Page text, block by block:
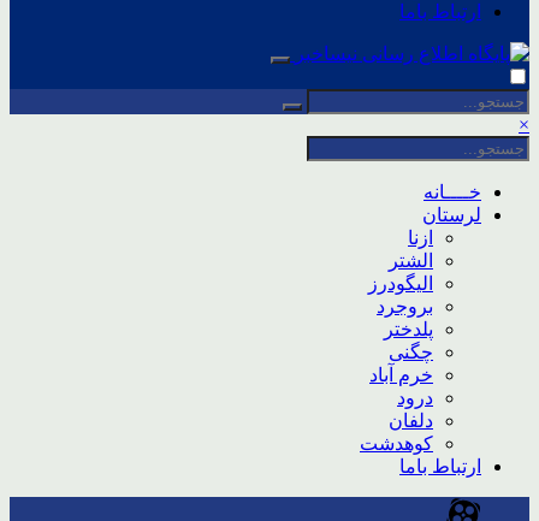
ارتباط باما
×
خــــانه
لرستان
ازنا
الشتر
الیگودرز
بروجرد
پلدختر
چگنی
خرم آباد
درود
دلفان
کوهدشت
ارتباط باما